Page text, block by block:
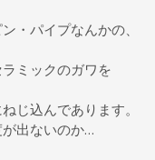
・パイプなんかの、
ミックのガワを
じ込んであります。
出ないのか…